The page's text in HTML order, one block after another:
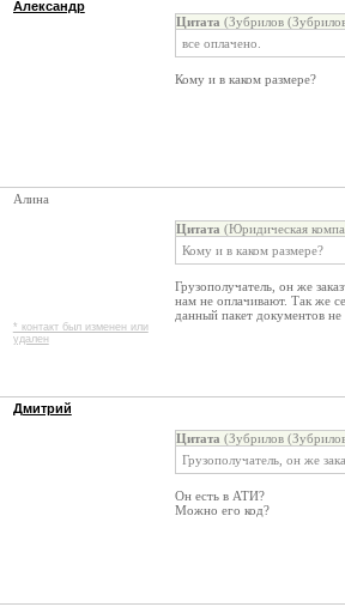
Александр
Цитата (Зубрилов
все оплачено.
Кому и в каком размере?
Алина
* контакт был изменен или
удален
Цитата (Юридическая
Кому и в каком размере?
Грузополучатель, он же
нам не оплачивают. Так же
данный пакет документов
Дмитрий
Цитата (Зубрилов
Грузополучатель, он же
Он есть в АТИ?
Можно его код?